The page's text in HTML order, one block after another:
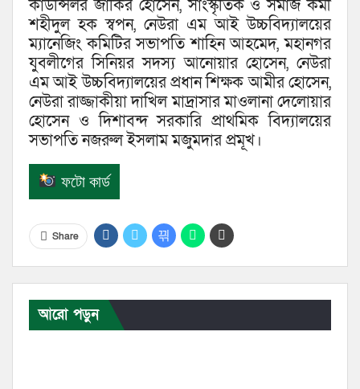
কাউন্সিলর জাকির হোসেন, সাংস্কৃতিক ও সমাজ কর্মী
শহীদুল হক স্বপন, নেউরা এম আই উচ্চবিদ্যালয়ের
ম্যানেজিং কমিটির সভাপতি শাহিন আহমেদ, মহানগর
যুবলীগের সিনিয়র সদস্য আনোয়ার হোসেন, নেউরা
এম আই উচ্চবিদ্যালয়ের প্রধান শিক্ষক আমীর হোসেন,
নেউরা রাজ্জাকীয়া দাখিল মাদ্রাসার মাওলানা দেলোয়ার
হোসেন ও দিশাবন্দ সরকারি প্রাথমিক বিদ্যালয়ের
সভাপতি নজরুল ইসলাম মজুমদার প্রমূখ।
ফটো কার্ড
Share
আরো পড়ুন